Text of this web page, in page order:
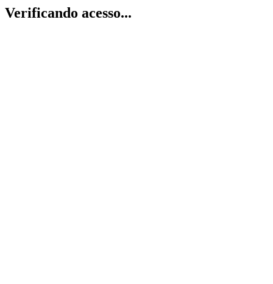
Verificando acesso...